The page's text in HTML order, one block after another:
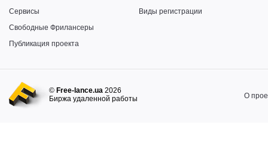
Сервисы
Свободные Фрилансеры
Публикация проекта
Виды регистрации
© Free-lance.ua 2026
Биржа удаленной работы
О